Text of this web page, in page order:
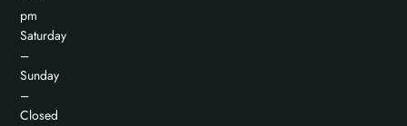
pm
Saturday
–
Sunday
–
Closed